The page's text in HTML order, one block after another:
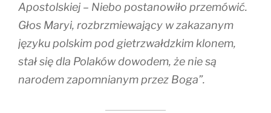
Apostolskiej – Niebo postanowiło przemówić.
Głos Maryi, rozbrzmiewający w zakazanym
języku polskim pod gietrzwałdzkim klonem,
stał się dla Polaków dowodem, że nie są
narodem zapomnianym przez Boga”.